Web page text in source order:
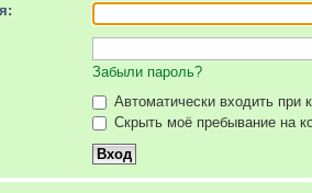
Забыли пароль?
Автоматически входить при
Скрыть моё пребывание на